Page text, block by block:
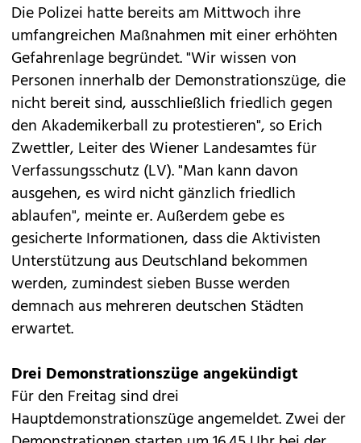
Die Polizei hatte bereits am Mittwoch ihre
umfangreichen Maßnahmen mit einer erhöhten
Gefahrenlage begründet. "Wir wissen von
Personen innerhalb der Demonstrationszüge, die
nicht bereit sind, ausschließlich friedlich gegen
den Akademikerball zu protestieren", so Erich
Zwettler, Leiter des Wiener Landesamtes für
Verfassungsschutz (LV). "Man kann davon
ausgehen, es wird nicht gänzlich friedlich
ablaufen", meinte er. Außerdem gebe es
gesicherte Informationen, dass die Aktivisten
Unterstützung aus Deutschland bekommen
werden, zumindest sieben Busse werden
demnach aus mehreren deutschen Städten
erwartet.
Drei Demonstrationszüge angekündigt
Für den Freitag sind drei
Hauptdemonstrationszüge angemeldet. Zwei der